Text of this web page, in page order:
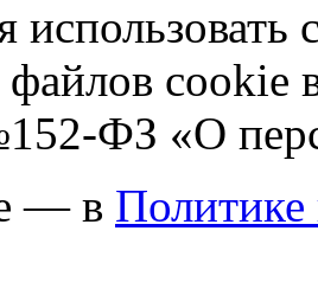
файлов cookie
ФЗ «О
— в Политике